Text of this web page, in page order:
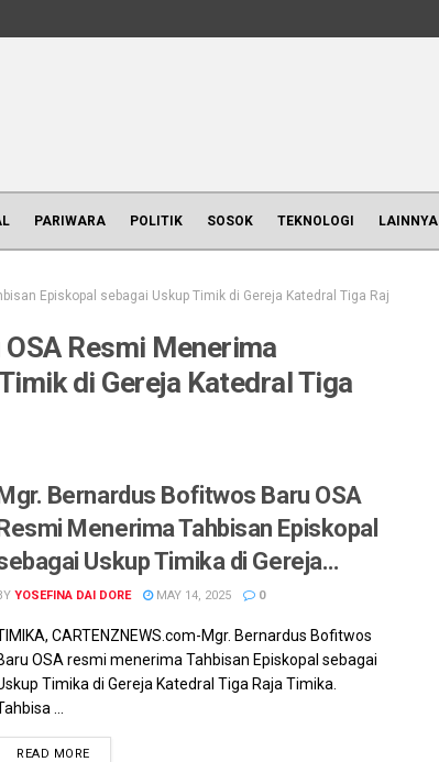
PARIWARA POLITIK SOSOK TEKNOLOGI LAINNYA
Episkopal sebagai Uskup Timik di Gereja Katedral Tiga Raj
Resmi Menerima
di Gereja Katedral Tiga
Bernardus Bofitwos Baru OSA
Menerima Tahbisan Episkopal
Uskup Timika di Gereja
Tiga Raja
YOSEFINA DAI DORE MAY 14, 2025 0
CARTENZNEWS.com-Mgr. Bernardus Bofitwos
OSA resmi menerima Tahbisan Episkopal sebagai
Timika di Gereja Katedral Tiga Raja Timika.
...
READ MORE